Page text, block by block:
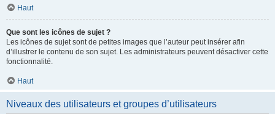
Haut
Que sont les icônes de sujet ?
Les icônes de sujet sont de petites images que l’auteur peut insérer afin
d’illustrer le contenu de son sujet. Les administrateurs peuvent désactiver cette
fonctionnalité.
Haut
Niveaux des utilisateurs et groupes d’utilisateurs